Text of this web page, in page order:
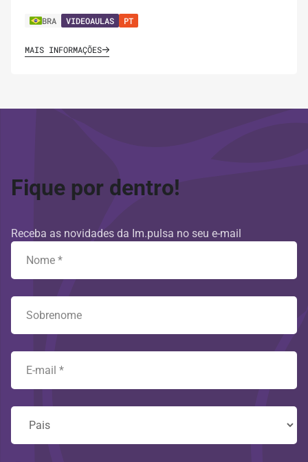
BRA VIDEOAULAS PT
MAIS INFORMAÇÕES
Fique por dentro!
Receba as novidades da Im.pulsa no seu e-mail